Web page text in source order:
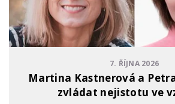
7. ŘÍJNA 2026
Martina Kastnerová a
zvládat nejistotu ve